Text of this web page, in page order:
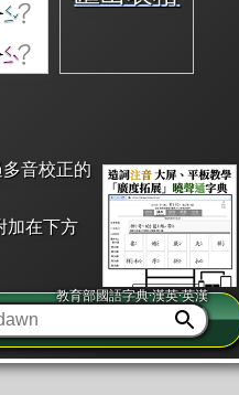
音校正的
加在下方
「同注音」或「同筆畫」。
續查詢」此字詞的解釋，不
教育部國語字典·漢英·英漢